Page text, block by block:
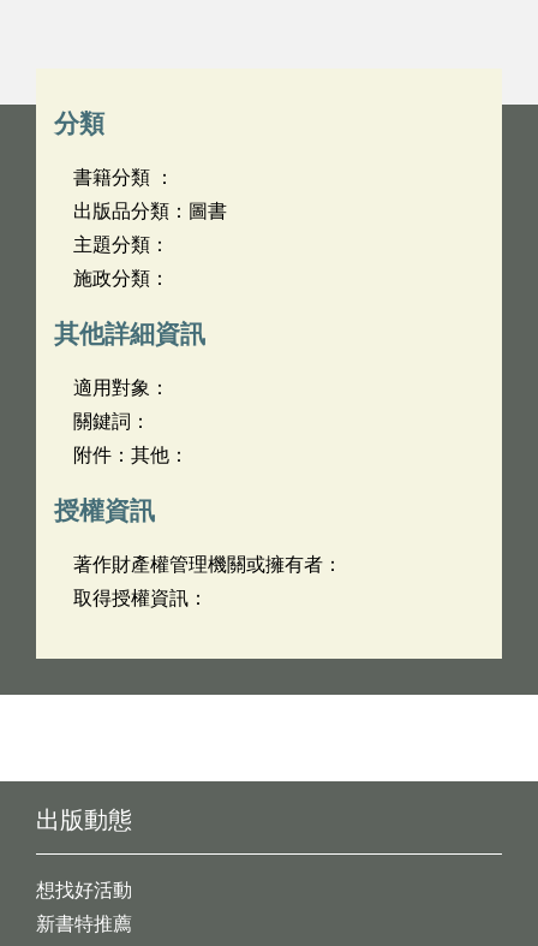
分類
書籍分類 ：
出版品分類：圖書
主題分類：
施政分類：
其他詳細資訊
適用對象：
關鍵詞：
附件：其他：
授權資訊
著作財產權管理機關或擁有者：
取得授權資訊：
出版動態
想找好活動
新書特推薦